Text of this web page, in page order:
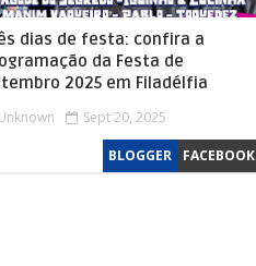
dias de festa: confira a
da Festa de
2025 em Filadélfia
Sept 20, 2025
BLOGGER FACEBOOK